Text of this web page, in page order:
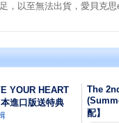
以至無法出貨，愛貝克
YOUR HEART
進口版送特典
The
配】